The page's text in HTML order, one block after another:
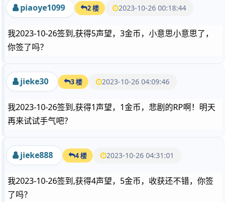
piaoye1099 2 楼 2023-10-26 00:18:44
我2023-10-26签到,获得5声望，3金币，小意思小意思了，
你签了吗？
jieke30 3 楼 2023-10-26 04:09:46
我2023-10-26签到,获得1声望，1金币，悲剧的RP啊！明天
再来试试手气吧？
jieke888 4 楼 2023-10-26 04:31:01
我2023-10-26签到,获得4声望，5金币，收获还不错，你签
了吗？